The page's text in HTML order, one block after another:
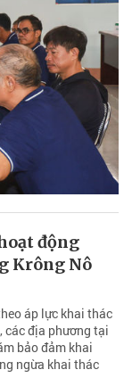
động
Krông Nô
áp lực khai thác
các địa phương tại
bảo đảm khai
ngừa khai thác